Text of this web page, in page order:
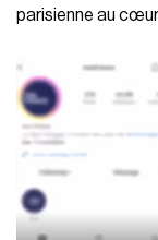
parisienne au